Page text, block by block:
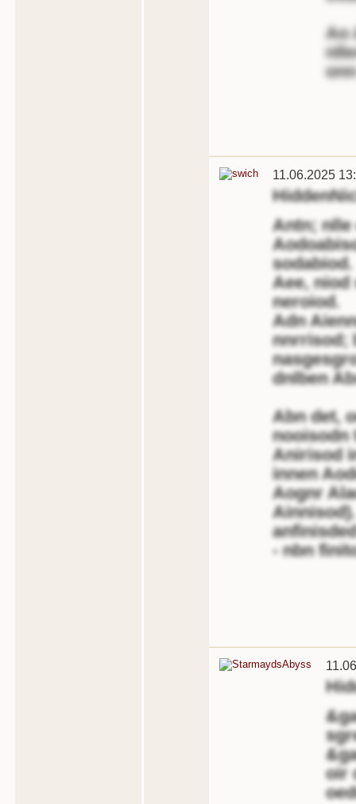
Ao
11.06.2025
Antn; nlle
sodabiod.
Aee, niod
neroiod.
Adn
nnrrisod;
dnlben
Abn det,
nooisodn
Anirisod
innen
Aognr
Ainnisod).
- nbn
oir